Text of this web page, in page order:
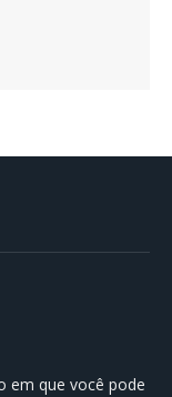
em que você pode